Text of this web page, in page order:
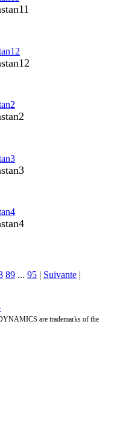
89 ... 95 | Suivante |
are trademarks of the